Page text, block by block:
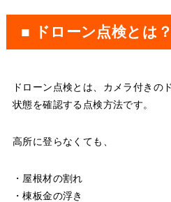
■ ドローン点検とは？
ドローン点検とは、カメラ付きの
状態を確認する点検方法です。
高所に登らなくても、
・屋根材の割れ
・棟板金の浮き